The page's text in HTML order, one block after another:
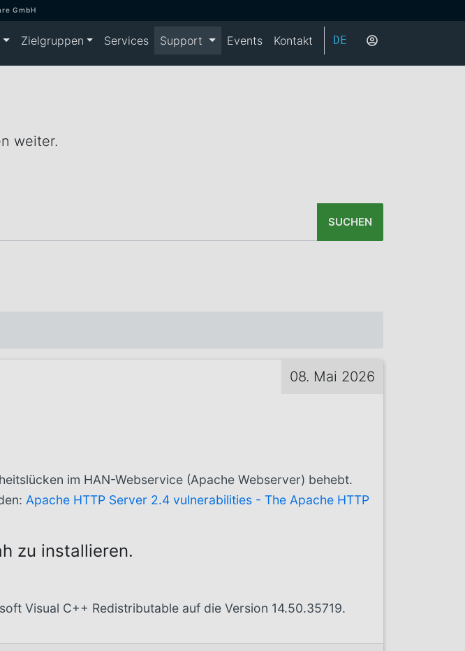
GmbH
Zielgruppen Services Support Events Kontakt DE
weiter.
SUCHEN
08. Mai 2026
im HAN-Webservice (Apache Webserver) behebt.
Apache HTTP Server 2.4 vulnerabilities - The Apache HTTP
zu installieren.
Visual C++ Redistributable auf die Version 14.50.35719.